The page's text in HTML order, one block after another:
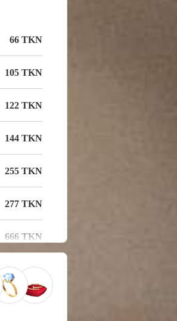
66 TKN
105 TKN
122 TKN
144 TKN
255 TKN
277 TKN
666 TKN